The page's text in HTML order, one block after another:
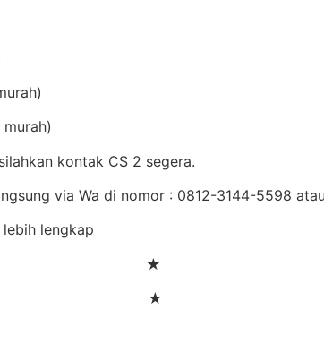
kontak CS 2 segera.
via Wa di nomor : 0812-3144-5598
lengkap
★
★